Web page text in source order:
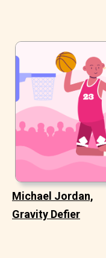
Michael Jordan,
Gravity Defier